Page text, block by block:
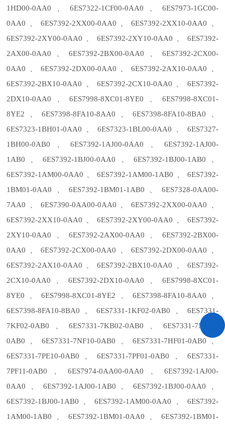
1HD00-0AA0、6ES7322-1CF00-0AA0、6ES7973-1GC00-
0AA0、6ES7392-2XX00-0AA0、6ES7392-2XX10-0AA0、
6ES7392-2XY00-0AA0、6ES7392-2XY10-0AA0、6ES7392-
2AX00-0AA0、6ES7392-2BX00-0AA0、6ES7392-2CX00-
0AA0、6ES7392-2DX00-0AA0、6ES7392-2AX10-0AA0、
6ES7392-2BX10-0AA0、6ES7392-2CX10-0AA0、6ES7392-
2DX10-0AA0、6ES7998-8XC01-8YE0、6ES7998-8XC01-
8YE2、6ES7398-8FA10-8AA0、6ES7398-8FA10-8BA0、
6ES7323-1BH01-0AA0、6ES7323-1BL00-0AA0、6ES7327-
1BH00-0AB0、6ES7392-1AJ00-0AA0、6ES7392-1AJ00-
1AB0、6ES7392-1BJ00-0AA0、6ES7392-1BJ00-1AB0、
6ES7392-1AM00-0AA0、6ES7392-1AM00-1AB0、6ES7392-
1BM01-0AA0、6ES7392-1BM01-1AB0、6ES7328-0AA00-
7AA0、6ES7390-0AA00-0AA0、6ES7392-2XX00-0AA0、
6ES7392-2XX10-0AA0、6ES7392-2XY00-0AA0、6ES7392-
2XY10-0AA0、6ES7392-2AX00-0AA0、6ES7392-2BX00-
0AA0、6ES7392-2CX00-0AA0、6ES7392-2DX00-0AA0、
6ES7392-2AX10-0AA0、6ES7392-2BX10-0AA0、6ES7392-
2CX10-0AA0、6ES7392-2DX10-0AA0、6ES7998-8XC01-
8YE0、6ES7998-8XC01-8YE2、6ES7398-8FA10-8AA0、
6ES7398-8FA10-8BA0、6ES7331-1KF02-0AB0、6ES7331-
7KF02-0AB0、6ES7331-7KB02-0AB0、6ES7331-7NF00-
0AB0、6ES7331-7NF10-0AB0、6ES7331-7HF01-0AB0、
6ES7331-7PE10-0AB0、6ES7331-7PF01-0AB0、6ES7331-
7PF11-0AB0、6ES7974-0AA00-0AA0、6ES7392-1AJ00-
0AA0、6ES7392-1AJ00-1AB0、6ES7392-1BJ00-0AA0、
6ES7392-1BJ00-1AB0、6ES7392-1AM00-0AA0、6ES7392-
1AM00-1AB0、6ES7392-1BM01-0AA0、6ES7392-1BM01-